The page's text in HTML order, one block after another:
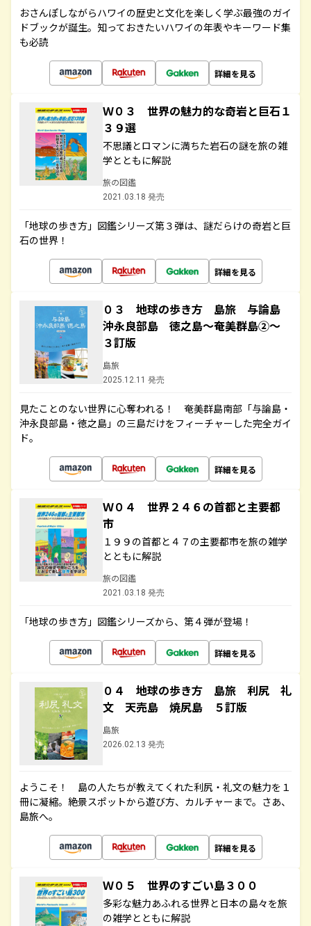
おさんぽしながらハワイの歴史と文化を楽しく学ぶ最強のガイ
ドブックが誕生。知っておきたいハワイの年表やキーワード集
も必読
詳細を見る
Ｗ０３ 世界の魅力的な奇岩と巨石１
３９選
不思議とロマンに満ちた岩石の謎を旅の雑
学とともに解説
旅の図鑑
2021.03.18 発売
「地球の歩き方」図鑑シリーズ第３弾は、謎だらけの奇岩と巨
石の世界！
詳細を見る
０３ 地球の歩き方 島旅 与論島
沖永良部島 徳之島～奄美群島②～
３訂版
島旅
2025.12.11 発売
見たことのない世界に心奪われる！ 奄美群島南部「与論島・
沖永良部島・徳之島」の三島だけをフィーチャーした完全ガイ
ド。
詳細を見る
Ｗ０４ 世界２４６の首都と主要都
市
１９９の首都と４７の主要都市を旅の雑学
とともに解説
旅の図鑑
2021.03.18 発売
「地球の歩き方」図鑑シリーズから、第４弾が登場！
詳細を見る
０４ 地球の歩き方 島旅 利尻 礼
文 天売島 焼尻島 ５訂版
島旅
2026.02.13 発売
ようこそ！ 島の人たちが教えてくれた利尻・礼文の魅力を１
冊に凝縮。絶景スポットから遊び方、カルチャーまで。さあ、
島旅へ。
詳細を見る
Ｗ０５ 世界のすごい島３００
多彩な魅力あふれる世界と日本の島々を旅
の雑学とともに解説